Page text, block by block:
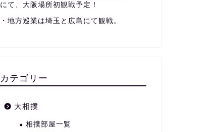
にて、大阪場所初観戦予定！
・地方巡業は埼玉と広島にて観戦。
カテゴリー
大相撲
相撲部屋一覧